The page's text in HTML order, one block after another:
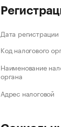
Дата регистрации
Код налогового
Наименование
органа
Адрес налоговой